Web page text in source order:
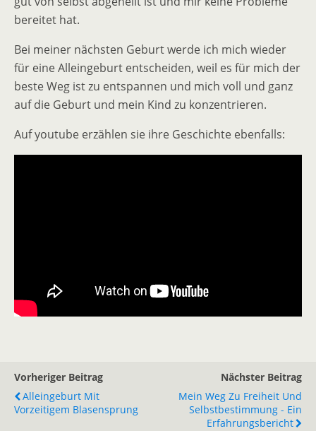
bereitet hat.
Bei meiner nächsten Geburt werde ich mich wieder
für eine Alleingeburt entscheiden, weil es für mich der
beste Weg ist zu entspannen und mich voll und ganz
auf die Geburt und mein Kind zu konzentrieren.
Auf youtube erzählen sie ihre Geschichte ebenfalls:
Vorheriger Beitrag
Alleingeburt Mit
Vorzeitigem Blasensprung
Nächster Beitrag
Mein Weg Zu Freiheit Und
Selbstbestimmung - Ein
Erfahrungsbericht